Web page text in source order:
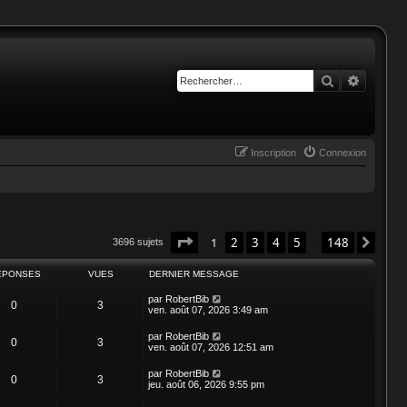
Rechercher
Connexion
Inscription
3696 sujets Page sur148
1 2 3 4 5 148
VUES DERNIER MESSAGE
0 3 par RobertBib
ven. août 07, 2026 3:49 am
0 3 par RobertBib
ven. août 07, 2026 12:51 am
0 3 par RobertBib
jeu. août 06, 2026 9:55 pm